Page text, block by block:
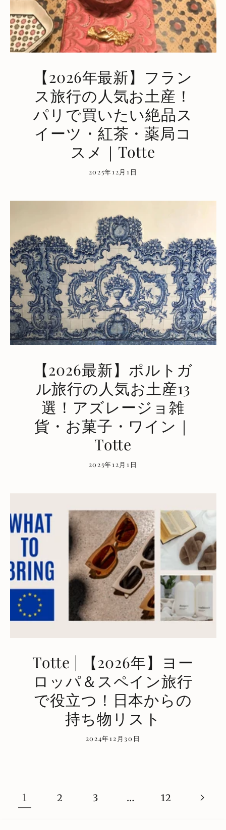
【2026年最新】フラン
ス旅行の人気お土産！
パリで買いたい絶品ス
イーツ・紅茶・薬局コ
スメ｜Totte
2025年12月1日
【2026最新】ポルトガ
ル旅行の人気お土産13
選！アズレージョ雑
貨・お菓子・ワイン｜
Totte
2025年12月1日
Totte | 【2026年】ヨー
ロッパ＆スペイン旅行
で役立つ！日本からの
持ち物リスト
2024年12月30日
1 2 3 … 12